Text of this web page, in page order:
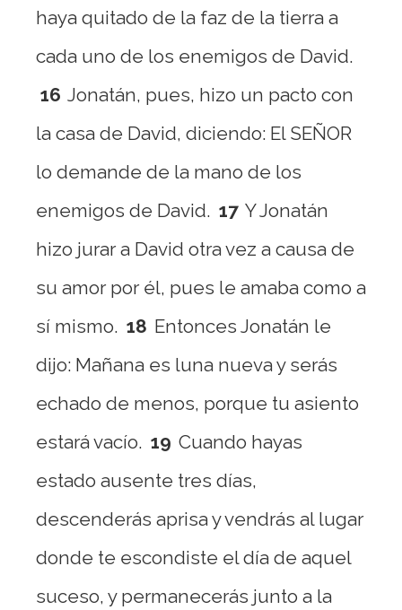
haya quitado de la faz de la tierra a
cada uno de los enemigos de David.
16 Jonatán, pues, hizo un pacto con
la casa de David, diciendo: El SEÑOR
lo demande de la mano de los
enemigos de David. 17 Y Jonatán
hizo jurar a David otra vez a causa de
su amor por él, pues le amaba como a
sí mismo. 18 Entonces Jonatán le
dijo: Mañana es luna nueva y serás
echado de menos, porque tu asiento
estará vacío. 19 Cuando hayas
estado ausente tres días,
descenderás aprisa y vendrás al lugar
donde te escondiste el día de aquel
suceso, y permanecerás junto a la